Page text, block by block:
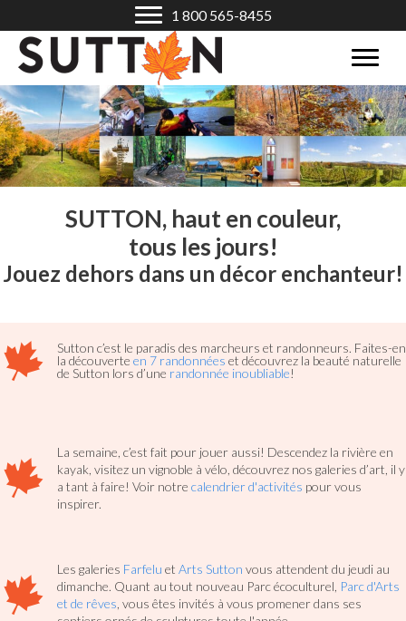
1 800 565-8455
SUTTON, haut en couleur,
tous les jours!
Jouez dehors dans un décor enchanteur!
Sutton c’est le paradis des marcheurs et randonneurs. Faites-en
la découverte en 7 randonnées et découvrez la beauté naturelle
de Sutton lors d’une randonnée inoubliable!
La semaine, c’est fait pour jouer aussi! Descendez la rivière en
kayak, visitez un vignoble à vélo, découvrez nos galeries d’art, il y
a tant à faire! Voir notre calendrier d'activités pour vous
inspirer.
Les galeries Farfelu et Arts Sutton vous attendent du jeudi au
dimanche. Quant au tout nouveau Parc écoculturel, Parc d'Arts
et de rêves , vous êtes invités à vous promener dans ses